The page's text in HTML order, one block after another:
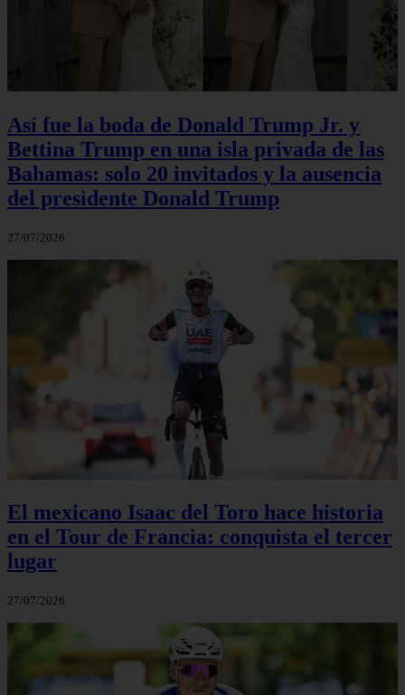
Así fue la boda de Donald Trump Jr. y
Bettina Trump en una isla privada de las
Bahamas: solo 20 invitados y la ausencia
del presidente Donald Trump
27/07/2026
El mexicano Isaac del Toro hace historia
en el Tour de Francia: conquista el tercer
lugar
27/07/2026